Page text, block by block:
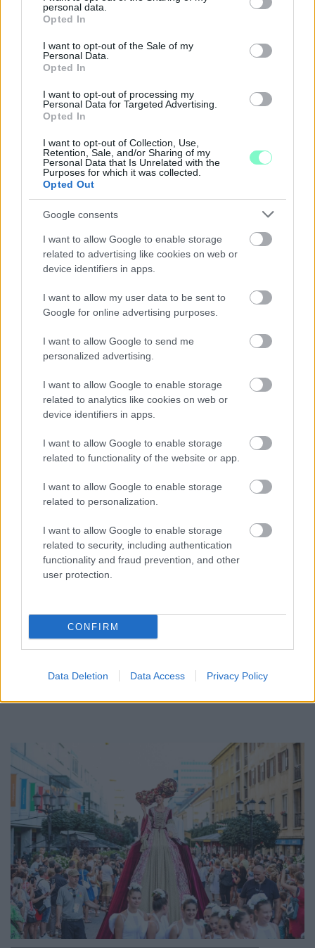
grant or deny consent to Google and its third-party tags to
use your data for below specified purposes in below Google
consent section.
personal data.
Opted In
I want to opt-out of the Sale of my
Personal Data.
Opted In
I want to opt-out of processing my
Personal Data for Targeted Advertising.
Opted In
I want to opt-out of Collection, Use,
Retention, Sale, and/or Sharing of my
Personal Data that Is Unrelated with the
Purposes for which it was collected.
Opted Out
Google consents
I want to allow Google to enable storage
related to advertising like cookies on web or
device identifiers in apps.
I want to allow my user data to be sent to
Google for online advertising purposes.
I want to allow Google to send me
personalized advertising.
I want to allow Google to enable storage
related to analytics like cookies on web or
device identifiers in apps.
I want to allow Google to enable storage
related to functionality of the website or app.
I want to allow Google to enable storage
related to personalization.
I want to allow Google to enable storage
related to security, including authentication
functionality and fraud prevention, and other
user protection.
CONFIRM
Data Deletion Data Access Privacy Policy
KIVÁLÓ PROGRAM VÁR MINDENKIT EZEN A HÉTVÉGÉN
GYŐRBEN
Majka koncert, jóga szeánsz, “borhajózás” és egy csomó minden
Szólj hozzá!
MÉRKŐZÉSE
kezdését.
1 hozzászólás